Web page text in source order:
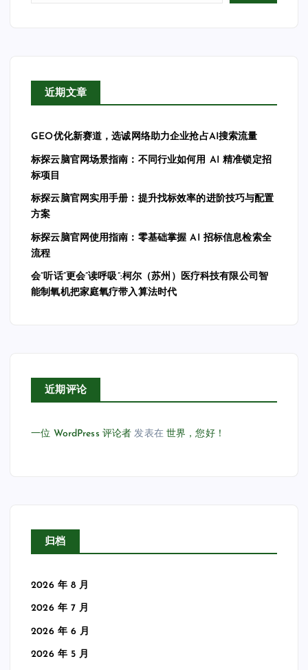
近期文章
GEO优化新赛道，选诚网络助力企业抢占AI搜索流量
标探云脑官网场景指南：不同行业如何用 AI 精准锁定招
标项目
标探云脑官网实用手册：提升找标效率的进阶技巧与配置
方案
标探云脑官网使用指南：零基础掌握 AI 招标信息检索全
流程
会”听话”更会”读呼吸”:柯尔（苏州）医疗科技有限公司智
能制氧机把家庭氧疗带入算法时代
近期评论
一位 WordPress 评论者 发表在世界，您好！
归档
2026 年 8 月
2026 年 7 月
2026 年 6 月
2026 年 5 月